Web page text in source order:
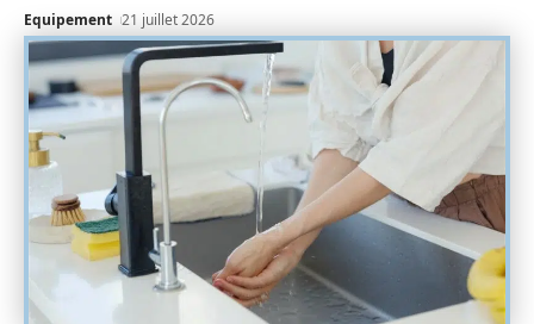
Equipement 21 juillet 2026